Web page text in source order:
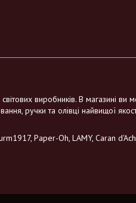
виробників. В магазині
ручки та олівці найвищої
Paper-Oh, LAMY, Caran